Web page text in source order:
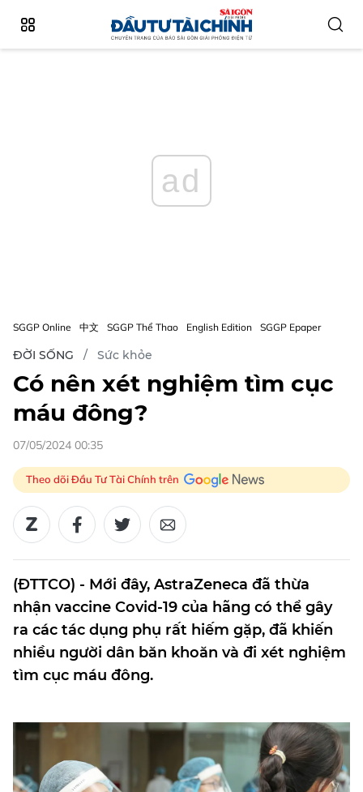
ad
SGGP Online 中文 SGGP Thể Thao English Edition SGGP Epaper
ĐỜI SỐNG Sức khỏe
Có nên xét nghiệm tìm cục
máu đông?
07/05/2024 00:35
Theo dõi Đầu Tư Tài Chính trên
(ĐTTCO) - Mới đây, AstraZeneca đã thừa
nhận vaccine Covid-19 của hãng có thể gây
ra các tác dụng phụ rất hiếm gặp, đã khiến
nhiều người dân băn khoăn và đi xét nghiệm
tìm cục máu đông.